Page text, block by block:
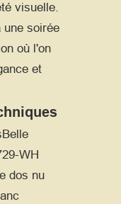
visuelle.
une soirée
où l'on
et
WH
dos nu